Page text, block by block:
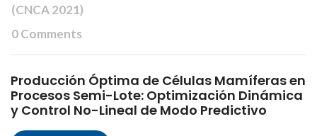
(CNCA 2021)
0 Comments
Producción Óptima de Células Mamíferas en
Procesos Semi-Lote: Optimización Dinámica
y Control No-Lineal de Modo Predictivo